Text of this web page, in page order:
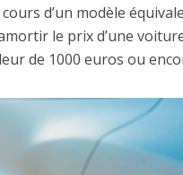
d’un modèle
le prix d’une
de 1000 euros ou